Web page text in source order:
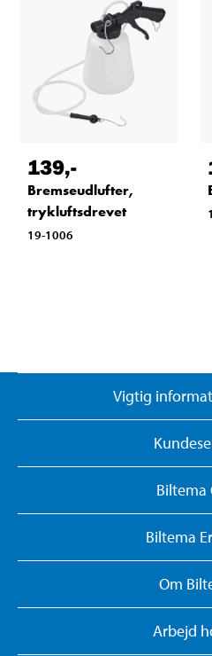
139,-
Bremseudlufter,
trykluftsdrevet
19-1006
Vigtig
Biltema
Biltema
Om
Arbejd